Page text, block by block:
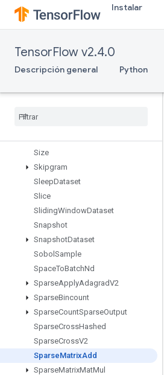
Instalar
TensorFlow v2.4.0
Descripción general Python
SendTPUEmbeddingGradients
SetDiff1d
Shape
ShapeN
ShuffleAndRepeatDatasetV2
Size
Skipgram
SleepDataset
Slice
SlidingWindowDataset
Snapshot
SnapshotDataset
Sobol Sample
SpaceToBatchNd
SparseApplyAdagradV2
SparseBincount
SparseCountSparseOutput
SparseCrossHashed
SparseCrossV2
SparseMatrixAdd
SparseMatrixMatMul